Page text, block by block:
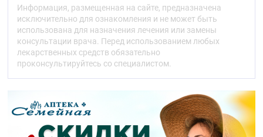
известных как иммуносупрессанты, применяемых
для уменьшения воспаления.
Показания к применению
Препарат Икервис® применяется для лечения
тяжёлого кератита у взрослых (воспаление
роговицы, прозрачного слоя в передней части
глаза). Его назначают пациентам с синдромом
сухого глаза, у которых не наступило улучшения на
фоне лечения заменителями слезы
(искусственными слезами).
Информация, размещенная на сайте, предназначена
исключительно для ознакомления и не может быть
использована для назначения лечения или замены
консультации врача. Перед использованием любых
лекарственных средств обязательно
проконсультируйтесь со специалистом.